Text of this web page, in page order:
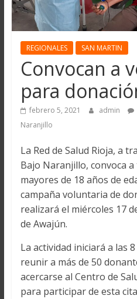
REGIONALES SAN MARTIN
Convocan a
para
febrero 5, 2021 admin
Naranjillo
La Red de Salud Rioja, a
Bajo Naranjillo, convoca
mayores de 18 años de
campaña voluntaria de
realizará el miércoles 17
de Awajún.
La actividad iniciará a las
reunir a más de 50
acercarse al Centro de
para participar de esta